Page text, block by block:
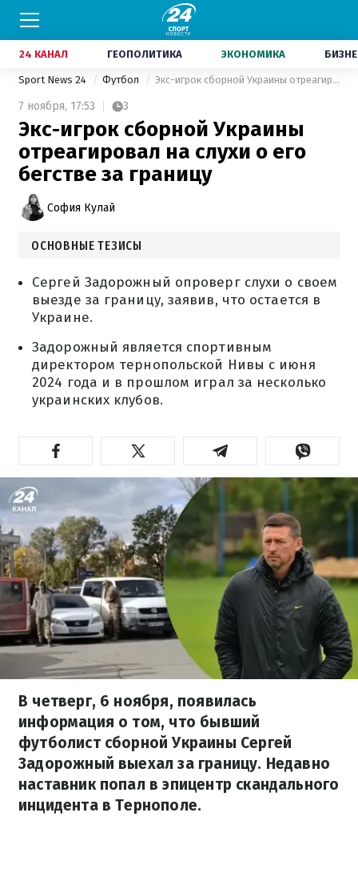
24 КАНАЛ ГЕОПОЛИТИКА ЭКОНОМИКА
Sport News 24 Футбол Экс-игрок сборной Украины отреагировал на слухи о его бегстве за границу
7 ноября, 17:53 3
Экс-игрок сборной Украины
отреагировал на слухи о его
бегстве за границу
София Кулай
ОСНОВНЫЕ ТЕЗИСЫ
Сергей Задорожный опроверг слухи о своем
выезде за границу, заявив, что остается в
Украине.
Задорожный является спортивным
директором тернопольской Нивы с июня
2024 года и в прошлом играл за несколько
украинских клубов.
В четверг, 6 ноября, появилась
информация о том, что бывший
футболист сборной Украины Сергей
Задорожный выехал за границу. Недавно
наставник попал в эпицентр скандального
инцидента в Тернополе.